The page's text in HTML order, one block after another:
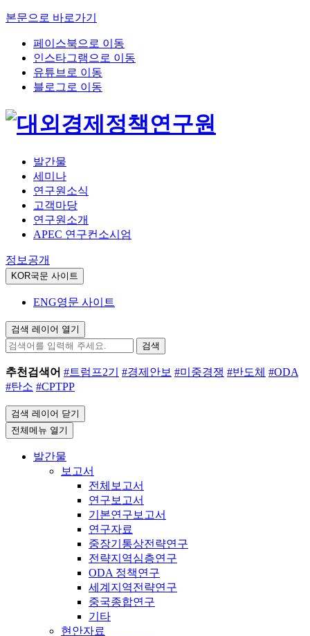
본문으로 바로가기
페이스북으로 이동
인스타그램으로 이동
유튜브로 이동
블로그로 이동
발간물
세미나
연구원소식
고객마당
연구원소개
APEC 연구컨소시엄
정보공개
KOR국문 사이트
ENG영문 사이트
검색 레이어 열기
검색
추천검색어 #트럼프2기 #경제안보 #미중경쟁 #반도체 #ODA
#탄소 #CPTPP
검색 레이어 닫기
전체메뉴 열기
발간물
보고서
전체보고서
연구보고서
기본연구보고서
연구자료
중장기통상전략연구
전략지역심층연구
ODA 정책연구
세계지역전략연구
중국종합연구
기타
현안자료